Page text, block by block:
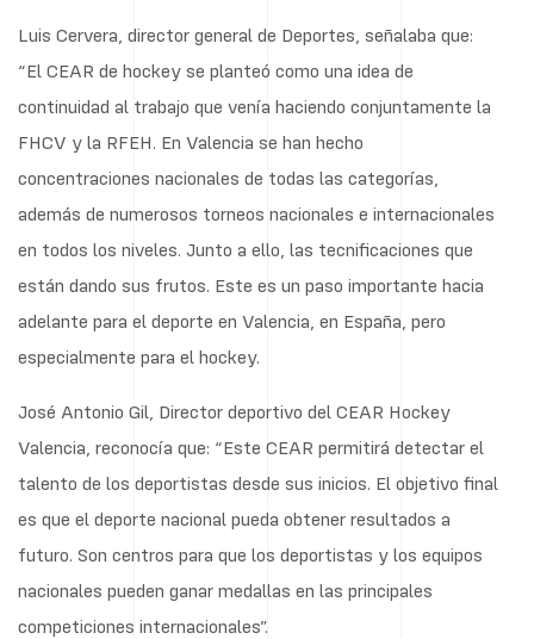
Luis Cervera, director general de Deportes, señalaba que:
“El CEAR de hockey se planteó como una idea de
continuidad al trabajo que venía haciendo conjuntamente la
FHCV y la RFEH. En Valencia se han hecho
concentraciones nacionales de todas las categorías,
además de numerosos torneos nacionales e internacionales
en todos los niveles. Junto a ello, las tecnificaciones que
están dando sus frutos. Este es un paso importante hacia
adelante para el deporte en Valencia, en España, pero
especialmente para el hockey.
José Antonio Gil, Director deportivo del CEAR Hockey
Valencia, reconocía que: “Este CEAR permitirá detectar el
talento de los deportistas desde sus inicios. El objetivo final
es que el deporte nacional pueda obtener resultados a
futuro. Son centros para que los deportistas y los equipos
nacionales pueden ganar medallas en las principales
competiciones internacionales”.